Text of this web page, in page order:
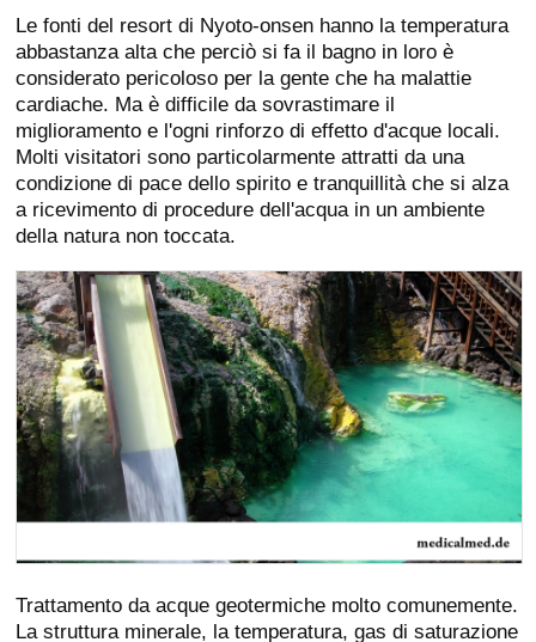
Le fonti del resort di Nyoto-onsen hanno la temperatura
abbastanza alta che perciò si fa il bagno in loro è
considerato pericoloso per la gente che ha malattie
cardiache. Ma è difficile da sovrastimare il
miglioramento e l'ogni rinforzo di effetto d'acque locali.
Molti visitatori sono particolarmente attratti da una
condizione di pace dello spirito e tranquillità che si alza
a ricevimento di procedure dell'acqua in un ambiente
della natura non toccata.
Trattamento da acque geotermiche molto comunemente.
La struttura minerale, la temperatura, gas di saturazione